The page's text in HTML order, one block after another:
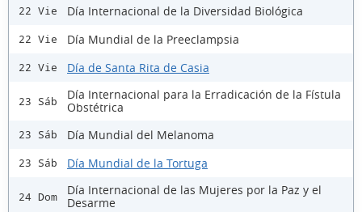
22 Vie Día Internacional de la Diversidad Biológica
22 Vie Día Mundial de la Preeclampsia
22 Vie Día de Santa Rita de Casia
23 Sáb
Día Internacional para la Erradicación de la Fístula
Obstétrica
23 Sáb Día Mundial del Melanoma
23 Sáb Día Mundial de la Tortuga
24 Dom
Día Internacional de las Mujeres por la Paz y el
Desarme